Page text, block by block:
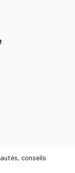
conseils